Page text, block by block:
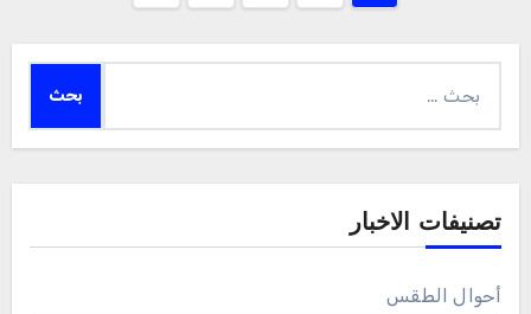
عن:
تصنيفات الاخبار
أحوال الطقس